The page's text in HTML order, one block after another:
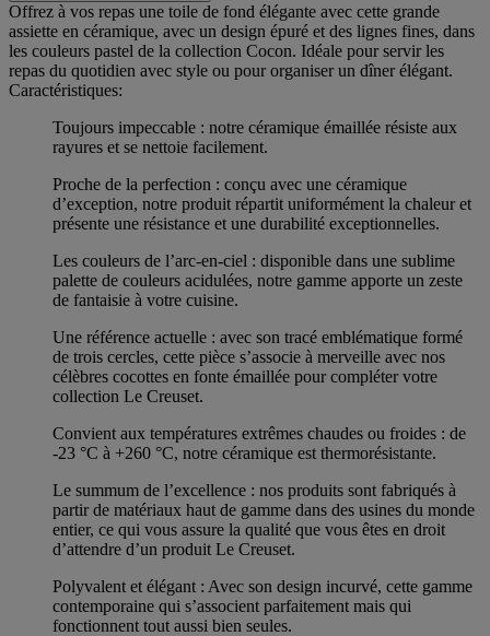
Offrez à vos repas une toile de fond élégante avec cette grande
assiette en céramique, avec un design épuré et des lignes fines, dans
les couleurs pastel de la collection Cocon. Idéale pour servir les
repas du quotidien avec style ou pour organiser un dîner élégant.
Caractéristiques:
Toujours impeccable : notre céramique émaillée résiste aux
rayures et se nettoie facilement.
Proche de la perfection : conçu avec une céramique
d’exception, notre produit répartit uniformément la chaleur et
présente une résistance et une durabilité exceptionnelles.
Les couleurs de l’arc-en-ciel : disponible dans une sublime
palette de couleurs acidulées, notre gamme apporte un zeste
de fantaisie à votre cuisine.
Une référence actuelle : avec son tracé emblématique formé
de trois cercles, cette pièce s’associe à merveille avec nos
célèbres cocottes en fonte émaillée pour compléter votre
collection Le Creuset.
Convient aux températures extrêmes chaudes ou froides : de
-23 °C à +260 °C, notre céramique est thermorésistante.
Le summum de l’excellence : nos produits sont fabriqués à
partir de matériaux haut de gamme dans des usines du monde
entier, ce qui vous assure la qualité que vous êtes en droit
d’attendre d’un produit Le Creuset.
Polyvalent et élégant : Avec son design incurvé, cette gamme
contemporaine qui s’associent parfaitement mais qui
fonctionnent tout aussi bien seules.